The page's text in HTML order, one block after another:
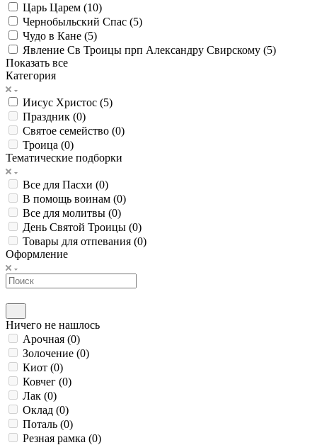
Царь Царем (10)
Чернобыльский Спас (5)
Чудо в Кане (5)
Явление Св Троицы прп Александру Свирскому (5)
Показать все
Категория
Иисус Христос (5)
Праздник (0)
Святое семейство (0)
Троица (0)
Тематические подборки
Все для Пасхи (0)
В помощь воинам (0)
Все для молитвы (0)
День Святой Троицы (0)
Товары для отпевания (0)
Оформление
Ничего не нашлось
Арочная (0)
Золочение (0)
Киот (0)
Ковчег (0)
Лак (0)
Оклад (0)
Поталь (0)
Резная рамка (0)